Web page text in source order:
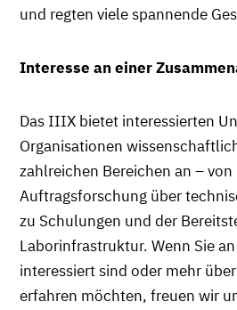
und regten viele spannende
Interesse an einer
Das IIIX bietet interessierten
Organisationen
zahlreichen Bereichen an –
Auftragsforschung über
zu Schulungen und der
Laborinfrastruktur. Wenn Sie
interessiert sind oder mehr
erfahren möchten, freuen wir